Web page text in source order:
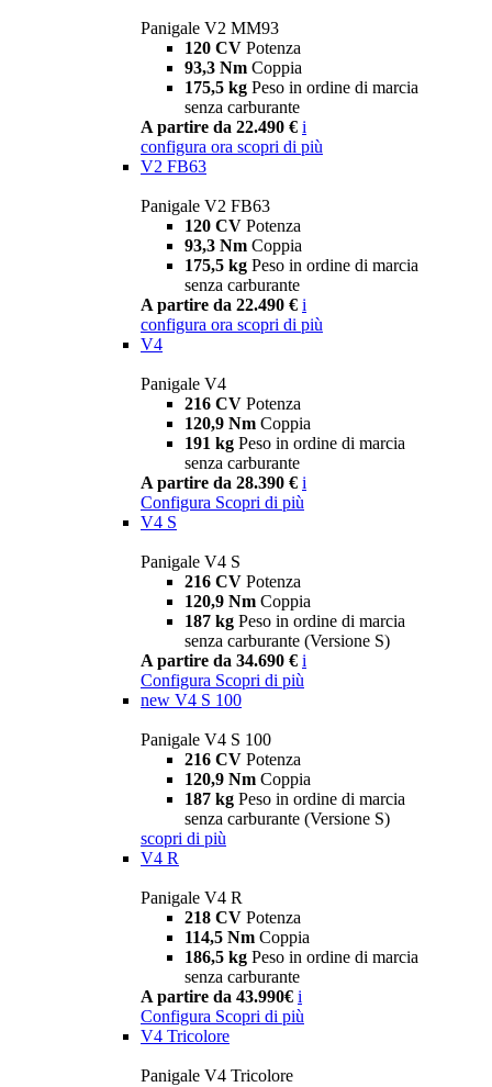
Panigale V2 MM93
120 CV Potenza
93,3 Nm Coppia
175,5 kg Peso in ordine di marcia
senza carburante
A partire da 22.490 € i
configura ora scopri di più
V2 FB63
Panigale V2 FB63
120 CV Potenza
93,3 Nm Coppia
175,5 kg Peso in ordine di marcia
senza carburante
A partire da 22.490 € i
configura ora scopri di più
V4
Panigale V4
216 CV Potenza
120,9 Nm Coppia
191 kg Peso in ordine di marcia
senza carburante
A partire da 28.390 € i
Configura Scopri di più
V4 S
Panigale V4 S
216 CV Potenza
120,9 Nm Coppia
187 kg Peso in ordine di marcia
senza carburante (Versione S)
A partire da 34.690 € i
Configura Scopri di più
new V4 S 100
Panigale V4 S 100
216 CV Potenza
120,9 Nm Coppia
187 kg Peso in ordine di marcia
senza carburante (Versione S)
scopri di più
V4 R
Panigale V4 R
218 CV Potenza
114,5 Nm Coppia
186,5 kg Peso in ordine di marcia
senza carburante
A partire da 43.990€ i
Configura Scopri di più
V4 Tricolore
Panigale V4 Tricolore